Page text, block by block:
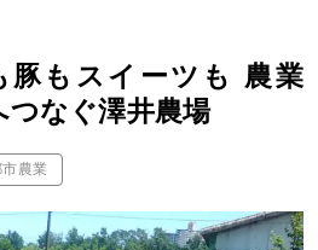
豚もスイーツも 農業
つなぐ澤井農場
農業